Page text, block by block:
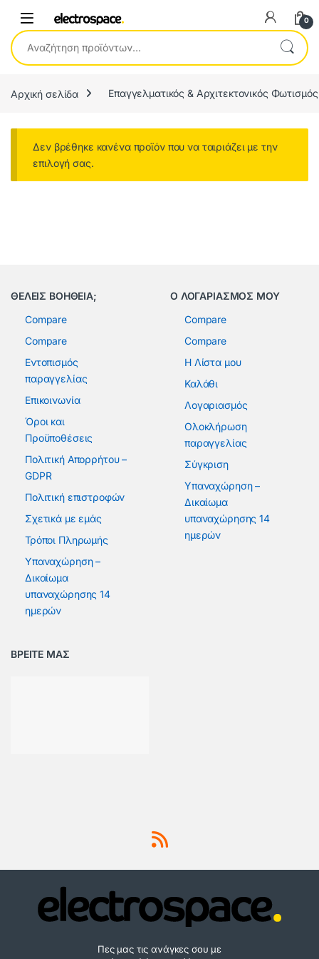
0
Αναζήτηση για:
Αρχική σελίδα Επαγγελματικός & Αρχιτεκτονικός Φωτισμός
Δεν βρέθηκε κανένα προϊόν που να ταιριάζει με την
επιλογή σας.
ΘΕΛΕΙΣ ΒΟΗΘΕΙΑ;
Compare
Compare
Εντοπισμός
παραγγελίας
Επικοινωνία
Όροι και
Προϋποθέσεις
Πολιτική Απορρήτου –
GDPR
Πολιτική επιστροφών
Σχετικά με εμάς
Τρόποι Πληρωμής
Υπαναχώρηση –
Δικαίωμα
υπαναχώρησης 14
ημερών
Ο ΛΟΓΑΡΙΑΣΜΟΣ ΜΟΥ
Compare
Compare
Η Λίστα μου
Καλάθι
Λογαριασμός
Ολοκλήρωση
παραγγελίας
Σύγκριση
Υπαναχώρηση –
Δικαίωμα
υπαναχώρησης 14
ημερών
ΒΡΕΙΤΕ ΜΑΣ
Πες μας τις ανάγκες σου με